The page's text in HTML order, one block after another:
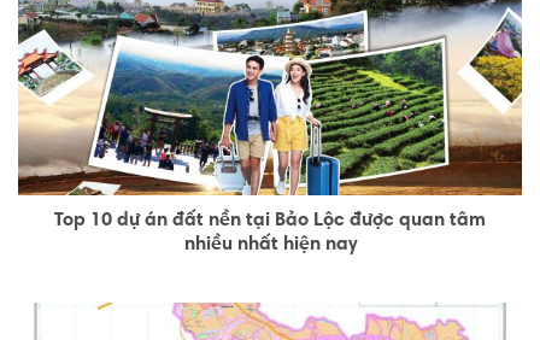
Top 10 dự án đất nền tại Bảo Lộc được quan tâm
nhiều nhất hiện nay